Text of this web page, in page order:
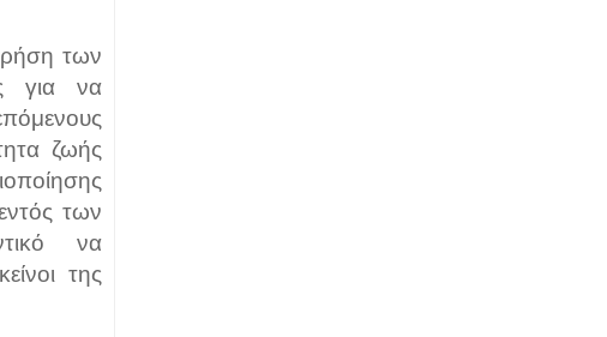
των
για να
ζωής
των
να
της